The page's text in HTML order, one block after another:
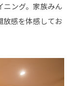
ニング。家族みん
放感を体感してお